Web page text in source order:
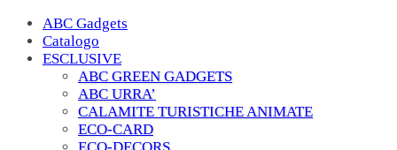
ABC Gadgets
Catalogo
ESCLUSIVE
ABC GREEN GADGETS
ABC URRA’
CALAMITE TURISTICHE ANIMATE
ECO-CARD